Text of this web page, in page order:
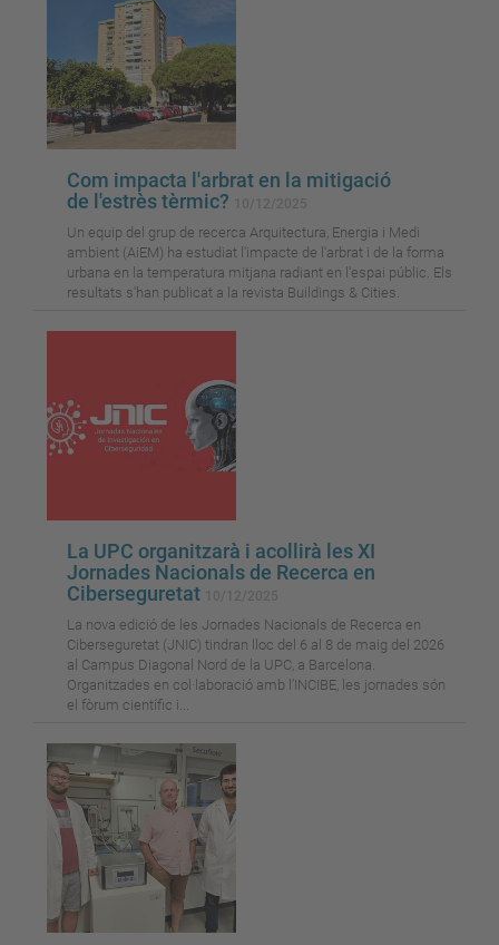
Com impacta l'arbrat en la mitigació
de l'estrès tèrmic?
Un equip del grup de recerca Arquitectura, Energia i Medi
ambient (AiEM) ha estudiat l'impacte de l'arbrat i de la forma
urbana en la temperatura mitjana radiant en l'espai públic. Els
resultats s'han publicat a la revista Buildings & Cities.
La UPC organitzarà i acollirà les XI
Jornades Nacionals de Recerca en
Ciberseguretat
La nova edició de les Jornades Nacionals de Recerca en
Ciberseguretat (JNIC) tindran lloc del 6 al 8 de maig del 2026
al Campus Diagonal Nord de la UPC, a Barcelona.
Organitzades en col·laboració amb l’INCIBE, les jornades són
el fòrum científic i...